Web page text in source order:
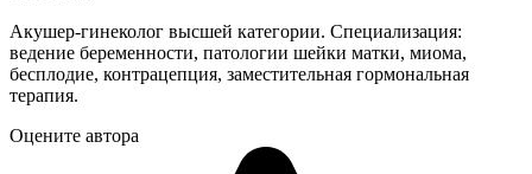
Акушер-гинеколог высшей категории. Специализация:
ведение беременности, патологии шейки матки, миома,
бесплодие, контрацепция, заместительная гормональная
терапия.
Оцените автора